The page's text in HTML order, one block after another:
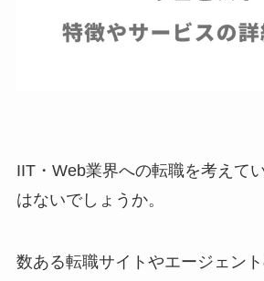
IIT・Web業界への転職を考えて
はないでしょうか。
数ある転職サイトやエージェント